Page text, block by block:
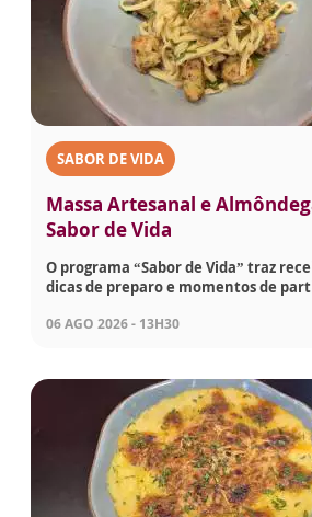
SABOR DE VIDA
Massa Artesanal e
Sabor de Vida
O programa “Sabor de Vida” traz
dicas de preparo e momentos de
06 AGO 2026 - 13H30